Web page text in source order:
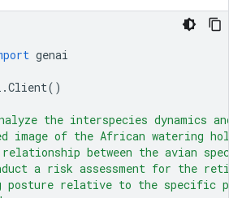
genai
.Client()
the interspecies dynamics
image of the African watering
between the avian
a risk assessment for the
posture relative to the specific